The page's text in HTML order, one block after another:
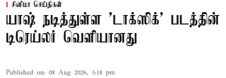
சினிமா செய்திகள்
யாஷ் நடித்துள்ள 'டாக்‌ஸிக்' படத்தின்
டிரெய்லர் வெளியானது
Published on: 08 Aug 2026, 3:18 pm